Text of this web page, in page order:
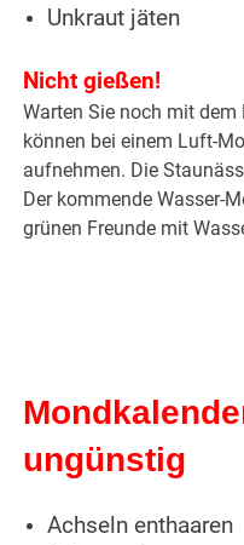
Unkraut jäten
Nicht gießen!
Warten Sie noch mit
können bei einem Luft-
aufnehmen. Die
Der kommende Wasser-
grünen Freunde mit
ungünstig
Achseln enthaaren